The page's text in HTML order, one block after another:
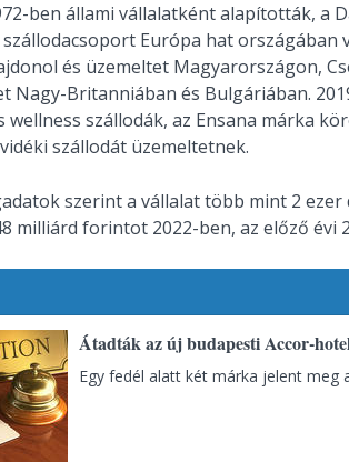
ben állami vállalatként alapították, a
Európa hat országában
és üzemeltet Magyarországon,
Nagy-Britanniában és Bulgáriában.
wellness szállodák, az Ensana márka
szállodát üzemeltetnek.
szerint a vállalat több mint 2
milliárd forintot 2022-ben, az előző
Átadták az új budapesti Accor-
Egy fedél alatt két márka jelent meg